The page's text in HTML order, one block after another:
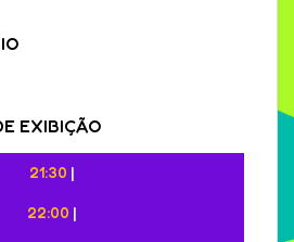
EXIBIÇÃO
21:30 |
22:00 |